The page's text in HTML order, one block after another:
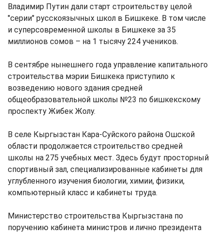
Владимир Путин дали старт строительству целой
"серии" русскоязычных школ в Бишкеке. В том числе
и суперсовременной школы в Бишкеке за 35
миллионов сомов – на 1 тысячу 224 учеников.
В сентябре нынешнего года управление капитального
строительства мэрии Бишкека приступило к
возведению нового здания средней
общеобразовательной школы №23 по бишкекскому
проспекту Жибек Жолу.
В селе Кыргызстан Кара-Суйского района Ошской
области продолжается строительство средней
школы на 275 учебных мест. Здесь будут просторный
спортивный зал, специализированные кабинеты для
углубленного изучения биологии, химии, физики,
компьютерный класс и кабинеты труда.
Министерство строительства Кыргызстана по
поручению кабинета министров и лично президента